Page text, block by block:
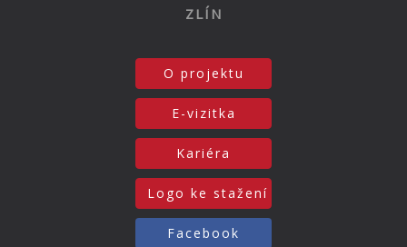
ZLÍN
O projektu
E-vizitka
Kariéra
Logo ke stažení
Facebook